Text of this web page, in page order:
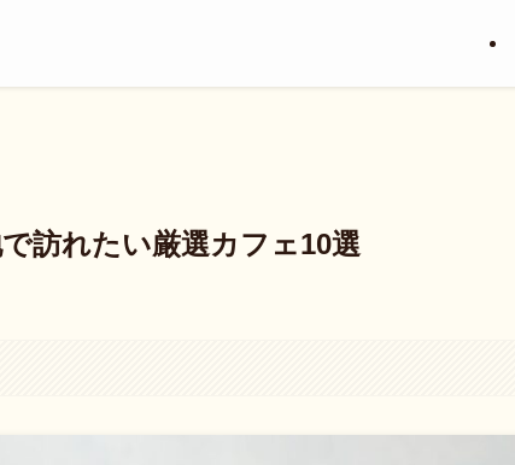
訪れたい厳選カフェ10選